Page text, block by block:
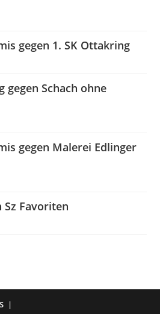
gegen 1. SK Ottakring
gegen Schach ohne
gegen Malerei Edlinger
Sz Favoriten